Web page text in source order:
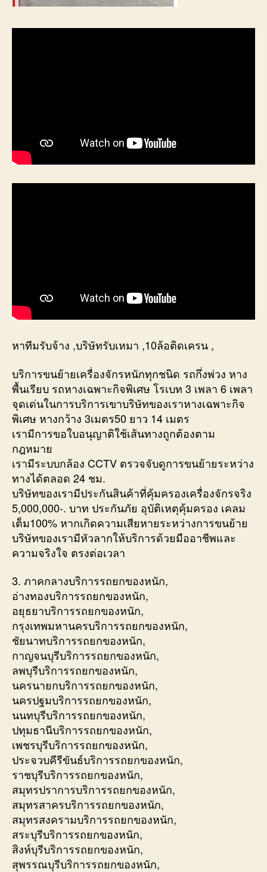
หาทีมรับจ้าง ,บริษัทรับเหมา ,10ล้อติดเครน ,
บริการขนย้ายเครื่องจักรหนักทุกชนิด รถกึ่งพ่วง หาง
พื้นเรียบ รถหางเฉพาะกิจพิเศษ โรเบท 3 เพลา 6 เพลา
จุดเด่นในการบริการเขาบริษัทของเราหางเฉพาะกิจ
พิเศษ หางกว้าง 3เมตร50 ยาว 14 เมตร
เรามีการขอใบอนุญาติใช้เส้นทางถูกต้องตาม
กฎหมาย
เรามีระบบกล้อง CCTV ตรวจจับดูการขนย้ายระหว่าง
ทางได้ตลอด 24 ชม.
บริษัทของเรามีประกันสินค้าที่คุ้มครองเครื่องจักรจริง
5,000,000-. บาท ประกันภัย อุบัติเหตุคุ้มครอง เคลม
เต็ม100% หากเกิดความเสียหายระหว่างการขนย้าย
บริษัทของเรามีหัวลากให้บริการด้วยมืออาชีพและ
ความจริงใจ ตรงต่อเวลา
3. ภาคกลางบริการรถยกของหนัก,
อ่างทองบริการรถยกของหนัก,
อยุธยาบริการรถยกของหนัก,
กรุงเทพมหานครบริการรถยกของหนัก,
ชัยนาทบริการรถยกของหนัก,
กาญจนบุรีบริการรถยกของหนัก,
ลพบุรีบริการรถยกของหนัก,
นครนายกบริการรถยกของหนัก,
นครปฐมบริการรถยกของหนัก,
นนทบุรีบริการรถยกของหนัก,
ปทุมธานีบริการรถยกของหนัก,
เพชรบุรีบริการรถยกของหนัก,
ประจวบคีรีขันธ์บริการรถยกของหนัก,
ราชบุรีบริการรถยกของหนัก,
สมุทรปราการบริการรถยกของหนัก,
สมุทรสาครบริการรถยกของหนัก,
สมุทรสงครามบริการรถยกของหนัก,
สระบุรีบริการรถยกของหนัก,
สิงห์บุรีบริการรถยกของหนัก,
สุพรรณบุรีบริการรถยกของหนัก,